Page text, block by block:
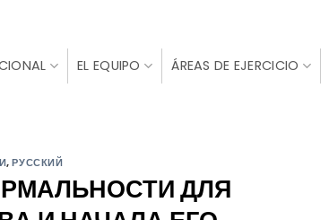
EL EQUIPO ÁREAS DE EJERCICIO
,РУССКИЙ
ДЛЯ